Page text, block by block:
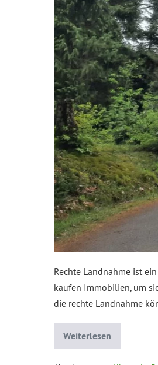
Rechte Landnahme ist
kaufen Immobilien, um
die rechte Landnahme
Weiterlesen